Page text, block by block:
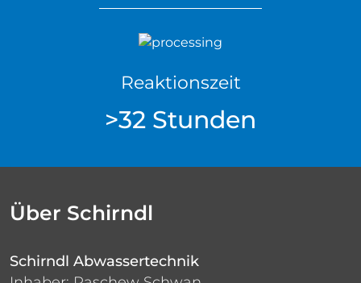
Reaktionszeit
>32 Stunden
Über Schirndl
Schirndl Abwassertechnik